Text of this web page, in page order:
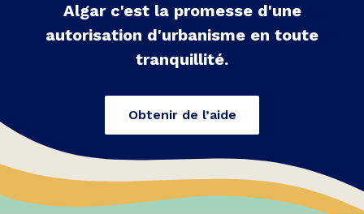
Algar c'est la promesse d'une
autorisation d'urbanisme en toute
tranquillité.
Obtenir de l’aide